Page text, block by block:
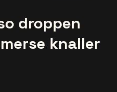
droppen
knaller